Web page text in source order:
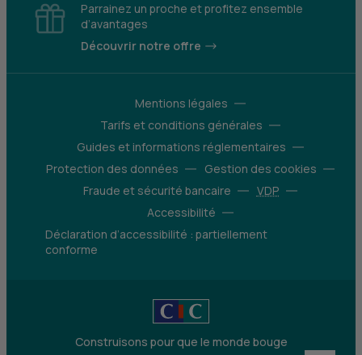
Parrainez un proche et profitez ensemble
d’avantages
Découvrir notre offre
Mentions légales
Tarifs et conditions générales
Guides et informations réglementaires
Protection des données
Gestion des cookies
Fraude et sécurité bancaire
VDP
Accessibilité
Déclaration d’accessibilité : partiellement
conforme
Construisons pour que le monde bouge